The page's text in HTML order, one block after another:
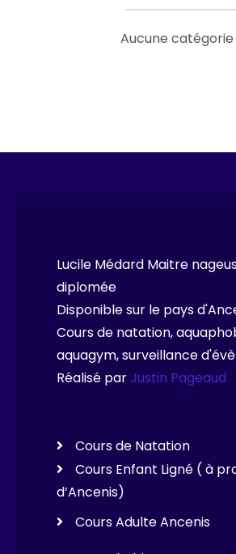
Aucune catégorie
Lucile Médard Maitre
diplomée
Disponible sur le pays
Cours de natation,
aquagym, surveillance
Réalisé parJustin Pageaud
Cours de Natation
Cours Enfant Ligné ( à
d’Ancenis)
Cours Adulte Ancenis